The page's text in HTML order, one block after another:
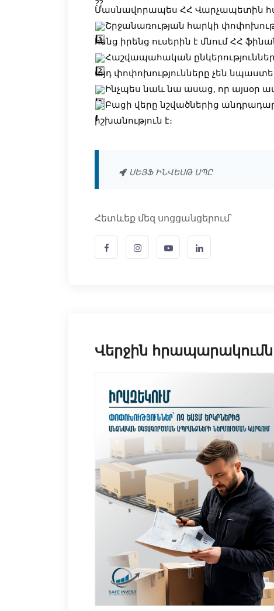
Մասնավորապես ՀՀ Վարչապետին
Շրջանառության հարկի
հենց իրենց ուսերին է մնում ՀՀ
Հաշվապահական
այդ փոփոխությունները չեն
Ինչպես նաև նա ասաց, որ այսօր
Բացի վերը նշվածներից
իշխանություն է։
ՍԵՅՖ ԻՆՎԵՍԹ ՍՊԸ
Հետևեք մեզ սոցցանցերում՝
Վերջին